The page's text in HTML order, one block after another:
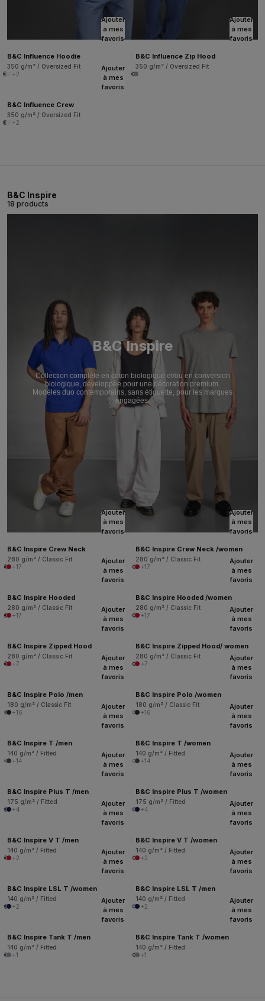
Ajouter
à mes
favoris
B&C Influence Hoodie
350 g/m² / Oversized Fit
+2
Ajouter
à mes
favoris
B&C Influence Zip Hood
350 g/m² / Oversized Fit
Ajouter
à mes
favoris
B&C Influence Crew
350 g/m² / Oversized Fit
+2
B&C Inspire
18 products
B&C Inspire
Collection complète en coton biologique et/ou en conversion
biologique, développée pour une décoration premium.
Modèles duo contemporains, sans étiquette, pour les marques
engagées.
Ajouter
à mes
favoris
B&C Inspire Crew Neck
280 g/m² / Classic Fit
+17
Ajouter
à mes
favoris
B&C Inspire Crew Neck /women
280 g/m² / Classic Fit
+17
Ajouter
à mes
favoris
B&C Inspire Hooded
280 g/m² / Classic Fit
+17
Ajouter
à mes
favoris
B&C Inspire Hooded /women
280 g/m² / Classic Fit
+17
Ajouter
à mes
favoris
B&C Inspire Zipped Hood
280 g/m² / Classic Fit
+7
Ajouter
à mes
favoris
B&C Inspire Zipped Hood/ women
280 g/m² / Classic Fit
+7
Ajouter
à mes
favoris
B&C Inspire Polo /men
180 g/m² / Classic Fit
+16
Ajouter
à mes
favoris
B&C Inspire Polo /women
180 g/m² / Classic Fit
+16
Ajouter
à mes
favoris
B&C Inspire T /men
140 g/m² / Fitted
+14
Ajouter
à mes
favoris
B&C Inspire T /women
140 g/m² / Fitted
+14
Ajouter
à mes
favoris
B&C Inspire Plus T /men
175 g/m² / Fitted
+4
Ajouter
à mes
favoris
B&C Inspire Plus T /women
175 g/m² / Fitted
+4
Ajouter
à mes
favoris
B&C Inspire V T /men
140 g/m² / Fitted
+2
Ajouter
à mes
favoris
B&C Inspire V T /women
140 g/m² / Fitted
+2
Ajouter
à mes
favoris
B&C Inspire LSL T /women
140 g/m² / Fitted
+2
Ajouter
à mes
favoris
B&C Inspire LSL T /men
140 g/m² / Fitted
+2
Ajouter
à mes
favoris
B&C Inspire Tank T /men
140 g/m² / Fitted
+1
Ajouter
à mes
favoris
B&C Inspire Tank T /women
140 g/m² / Fitted
+1